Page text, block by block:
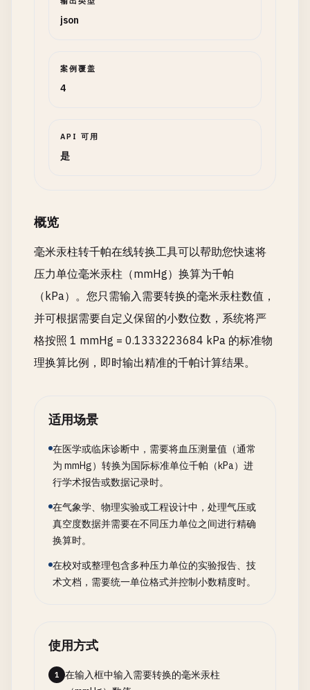
json
案例覆盖
4
API 可用
是
概览
毫米汞柱转千帕在线转换工具可以帮助您快速将
压力单位毫米汞柱（mmHg）换算为千帕
（kPa）。您只需输入需要转换的毫米汞柱数值，
并可根据需要自定义保留的小数位数，系统将严
格按照 1 mmHg = 0.1333223684 kPa 的标准物
理换算比例，即时输出精准的千帕计算结果。
适用场景
在医学或临床诊断中，需要将血压测量值（通常
为 mmHg）转换为国际标准单位千帕（kPa）进
行学术报告或数据记录时。
在气象学、物理实验或工程设计中，处理气压或
真空度数据并需要在不同压力单位之间进行精确
换算时。
在校对或整理包含多种压力单位的实验报告、技
术文档，需要统一单位格式并控制小数精度时。
使用方式
1
在输入框中输入需要转换的毫米汞柱